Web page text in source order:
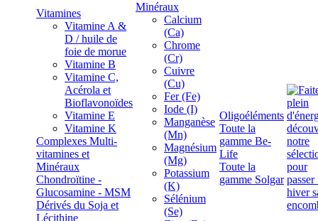
Vitamines
Vitamine A &
D / huile de
foie de morue
Vitamine B
Vitamine C,
Acérola et
Bioflavonoïdes
Vitamine E
Vitamine K
Complexes Multi-
vitamines et
Minéraux
Chondroïtine -
Glucosamine - MSM
Dérivés du Soja et
Lécithine
Minéraux
Calcium
(Ca)
Chrome
(Cr)
Cuivre
(Cu)
Fer (Fe)
Iode (I)
Manganèse
(Mn)
Magnésium
(Mg)
Potassium
(K)
Sélénium
(Se)
Oligoéléments
Toute la
gamme Be-
Life
Toute la
gamme Solgar